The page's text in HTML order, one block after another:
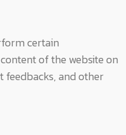
certain
of the website on
and other